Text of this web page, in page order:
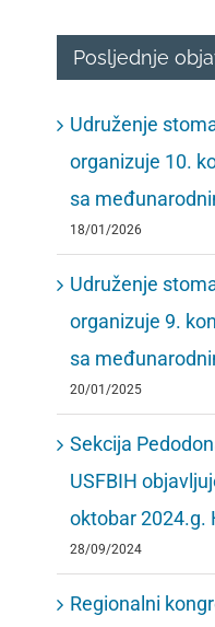
Posljednje
Udruženje
organizuje 10.
sa
18/01/2026
Udruženje
organizuje 9.
sa
20/01/2025
Sekcija
USFBIH
oktobar 2024.g.
28/09/2024
Regionalni